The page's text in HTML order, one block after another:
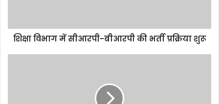
शिक्षा विभाग में सीआरपी-बीआरपी की भर्ती प्रक्रिया शुरू